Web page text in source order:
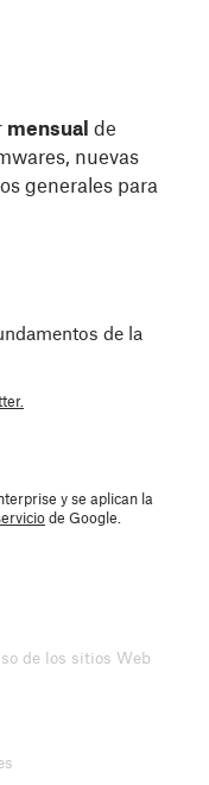
mensual de
nuevas
generales para
de la
y se aplican la
de Google.
de los sitios Web